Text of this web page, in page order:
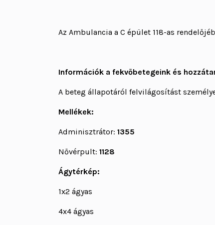
Az Ambulancia a C épület 118-as
Információk a fekvőbetegeink és
A beteg állapotáról felvilágosítást
Mellékek:
Adminisztrátor: 1355
Nővérpult: 1128
Ágytérkép:
1x2 ágyas
4x4 ágyas